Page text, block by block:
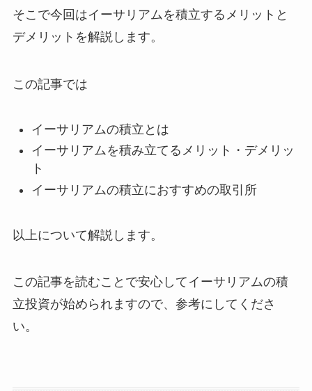
そこで今回はイーサリアムを積立するメリットと
デメリットを解説します。
この記事では
イーサリアムの積立とは
イーサリアムを積み立てるメリット・デメリッ
ト
イーサリアムの積立におすすめの取引所
以上について解説します。
この記事を読むことで安心してイーサリアムの積
立投資が始められますので、参考にしてくださ
い。